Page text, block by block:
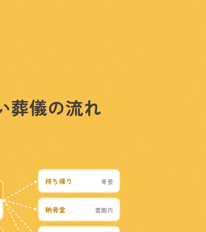
葬儀の流れ
持ち帰り 骨壺
納骨堂 霊園内